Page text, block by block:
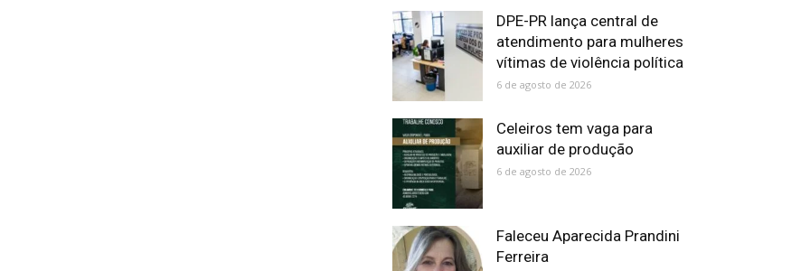
DPE-PR lança central de
atendimento para mulheres
vítimas de violência política
6 de agosto de 2026
Celeiros tem vaga para
auxiliar de produção
6 de agosto de 2026
Faleceu Aparecida Prandini
Ferreira